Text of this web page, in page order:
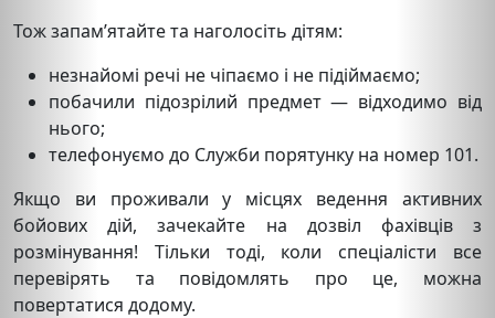
Тож запам’ятайте та наголосіть дітям:
незнайомі речі не чіпаємо і не підіймаємо;
побачили підозрілий предмет — відходимо від
нього;
телефонуємо до Служби порятунку на номер 101.
Якщо ви проживали у місцях ведення активних
бойових дій, зачекайте на дозвіл фахівців з
розмінування! Тільки тоді, коли спеціалісти все
перевірять та повідомлять про це, можна
повертатися додому.